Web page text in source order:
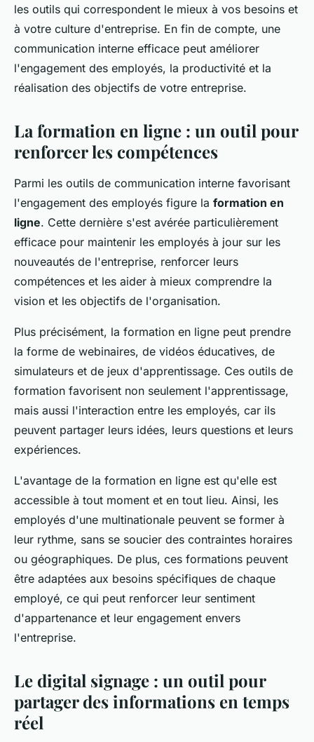
les outils qui correspondent le mieux à vos besoins et
à votre culture d'entreprise. En fin de compte, une
communication interne efficace peut améliorer
l'engagement des employés, la productivité et la
réalisation des objectifs de votre entreprise.
La formation en ligne : un outil pour
renforcer les compétences
Parmi les outils de communication interne favorisant
l'engagement des employés figure la formation en
ligne. Cette dernière s'est avérée particulièrement
efficace pour maintenir les employés à jour sur les
nouveautés de l'entreprise, renforcer leurs
compétences et les aider à mieux comprendre la
vision et les objectifs de l'organisation.
Plus précisément, la formation en ligne peut prendre
la forme de webinaires, de vidéos éducatives, de
simulateurs et de jeux d'apprentissage. Ces outils de
formation favorisent non seulement l'apprentissage,
mais aussi l'interaction entre les employés, car ils
peuvent partager leurs idées, leurs questions et leurs
expériences.
L'avantage de la formation en ligne est qu'elle est
accessible à tout moment et en tout lieu. Ainsi, les
employés d'une multinationale peuvent se former à
leur rythme, sans se soucier des contraintes horaires
ou géographiques. De plus, ces formations peuvent
être adaptées aux besoins spécifiques de chaque
employé, ce qui peut renforcer leur sentiment
d'appartenance et leur engagement envers
l'entreprise.
Le digital signage : un outil pour
partager des informations en temps
réel